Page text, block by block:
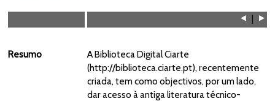
⯇ | ⯈
Resumo
A Biblioteca Digital Ciarte
(http://biblioteca.ciarte.pt), recentemente
criada, tem como objectivos, por um lado,
dar acesso à antiga literatura técnico-